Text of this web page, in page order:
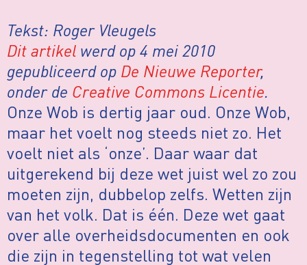
Tekst: Roger Vleugels
Dit artikel werd op 4 mei 2010
gepubliceerd op De Nieuwe Reporter,
onder de Creative Commons Licentie.
Onze Wob is dertig jaar oud. Onze Wob,
maar het voelt nog steeds niet zo. Het
voelt niet als ‘onze’. Daar waar dat
uitgerekend bij deze wet juist wel zo zou
moeten zijn, dubbelop zelfs. Wetten zijn
van het volk. Dat is één. Deze wet gaat
over alle overheidsdocumenten en ook
die zijn in tegenstelling tot wat velen